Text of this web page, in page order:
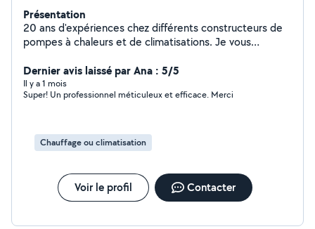
Présentation
20 ans d'expériences chez différents constructeurs de
pompes à chaleurs et de climatisations. Je vous
la maintenance, la réparation et la mise en service de
vos systèmes de rafraichissements et de chauffages. je
vous propose aussi le nettoyage et le désembouage de
Dernier avis laissé par Ana : 5/5
Il y a 1 mois
Super! Un professionnel méticuleux et efficace. Merci
Chauffage ou climatisation
Voir le profil Contacter